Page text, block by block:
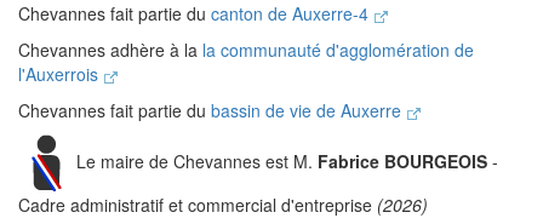
Chevannes fait partie du canton de Auxerre-4
Chevannes adhère à la la communauté d'agglomération de
l'Auxerrois
Chevannes fait partie du bassin de vie de Auxerre
Le maire de Chevannes est M. Fabrice BOURGEOIS -
Cadre administratif et commercial d'entreprise (2026)